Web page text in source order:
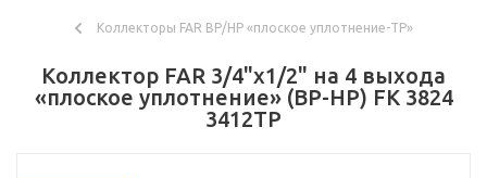
Коллекторы FAR ВР/НР «плоское уплотнение-TP»
Коллектор FAR 3/4"x1/2" на 4 выхода
«плоское уплотнение» (ВР-НР) FK 3824
3412TP